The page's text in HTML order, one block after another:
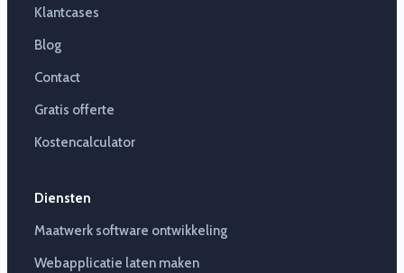
Klantcases
Blog
Contact
Gratis offerte
Kostencalculator
Diensten
Maatwerk software ontwikkeling
Webapplicatie laten maken